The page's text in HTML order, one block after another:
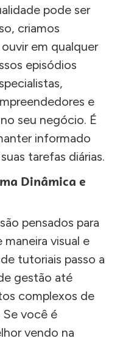
pode ser
criamos
em qualquer
episódios
e
seu negócio. É
informado
tarefas diárias.
Dinâmica e
pensados para
visual e
tutoriais passo a
gestão até
complexos de
Se você é
vendo na